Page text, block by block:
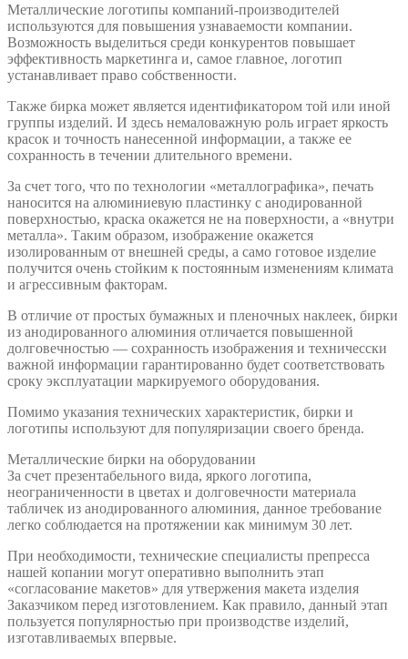
Металлические логотипы компаний-производителей
используются для повышения узнаваемости компании.
Возможность выделиться среди конкурентов повышает
эффективность маркетинга и, самое главное, логотип
устанавливает право собственности.
Также бирка может является идентификатором той или иной
группы изделий. И здесь немаловажную роль играет яркость
красок и точность нанесенной информации, а также ее
сохранность в течении длительного времени.
За счет того, что по технологии «металлографика», печать
наносится на алюминиевую пластинку с анодированной
поверхностью, краска окажется не на поверхности, а «внутри
металла». Таким образом, изображение окажется
изолированным от внешней среды, а само готовое изделие
получится очень стойким к постоянным изменениям климата
и агрессивным факторам.
В отличие от простых бумажных и пленочных наклеек, бирки
из анодированного алюминия отличается повышенной
долговечностью — сохранность изображения и техничесски
важной информации гарантированно будет соответствовать
сроку эксплуатации маркируемого оборудования.
Помимо указания технических характеристик, бирки и
логотипы используют для популяризации своего бренда.
Металлические бирки на оборудовании
За счет презентабельного вида, яркого логотипа,
неограниченности в цветах и долговечности материала
табличек из анодированного алюминия, данное требование
легко соблюдается на протяжении как минимум 30 лет.
При необходимости, технические специалисты препресса
нашей копании могут оперативно выполнить этап
«согласование макетов» для утвержения макета изделия
Заказчиком перед изготовлением. Как правило, данный этап
пользуется популярностью при производстве изделий,
изготавливаемых впервые.